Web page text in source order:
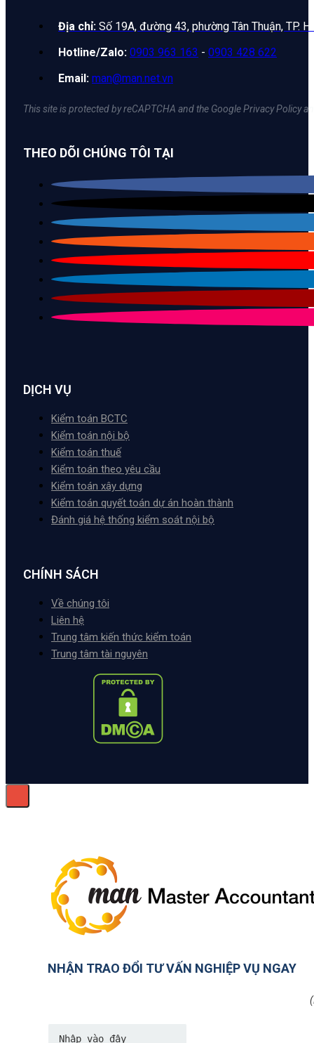
Địa chỉ: Số 19A, đường 43, phường Tân Thuận, TP.
Hotline/Zalo: 0903 963 163 - 0903 428 622
Email: man@man.net.vn
This site is protected by reCAPTCHA and the Google Privacy Policy
THEO DÕI CHÚNG TÔI TẠI
DỊCH VỤ
Kiểm toán BCTC
Kiểm toán nội bộ
Kiểm toán thuế
Kiểm toán theo yêu cầu
Kiểm toán xây dựng
Kiểm toán quyết toán dự án hoàn thành
Đánh giá hệ thống kiểm soát nội bộ
CHÍNH SÁCH
Về chúng tôi
Liên hệ
Trung tâm kiến thức kiểm toán
Trung tâm tài nguyên
NHẬN TRAO ĐỔI TƯ VẤN NGHIỆP VỤ NGAY